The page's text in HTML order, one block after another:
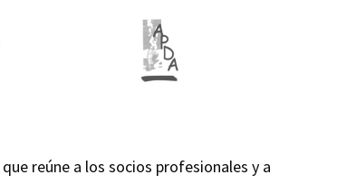
que reúne a los socios profesionales y a